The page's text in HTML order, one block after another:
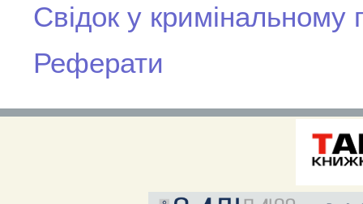
Свідок у
Реферати